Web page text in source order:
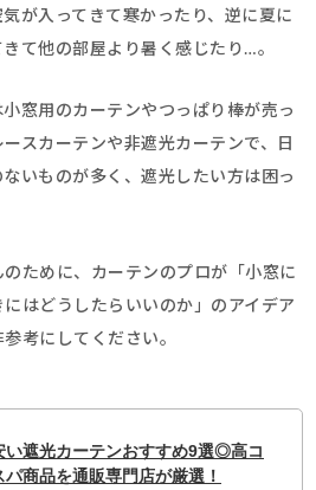
が入ってきて寒かったり、逆に夏に
て他の部屋より暑く感じたり…。
窓用のカーテンやつっぱり棒が売っ
スカーテンや非遮光カーテンで、日
いものが多く、遮光したい方は困っ
ために、カーテンのプロが「小窓に
はどうしたらいいのか」のアイデア
考にしてください。